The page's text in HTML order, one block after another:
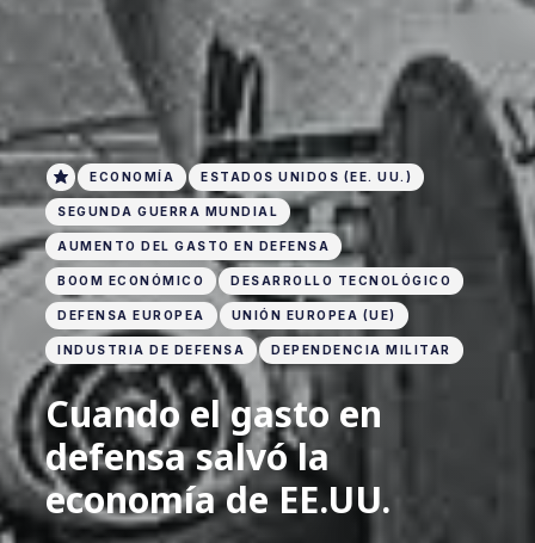
ECONOMÍA ESTADOS UNIDOS (EE. UU.)
SEGUNDA GUERRA MUNDIAL
AUMENTO DEL GASTO EN DEFENSA
BOOM ECONÓMICO DESARROLLO TECNOLÓGICO
DEFENSA EUROPEA UNIÓN EUROPEA (UE)
INDUSTRIA DE DEFENSA DEPENDENCIA MILITAR
Cuando el gasto en
defensa salvó la
economía de EE.UU.